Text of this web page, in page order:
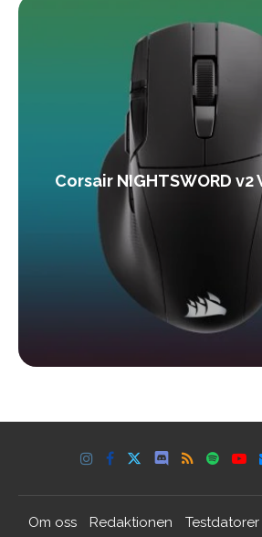
Corsair NIGHTSWORD v2
Om oss Redaktionen Testdatorer